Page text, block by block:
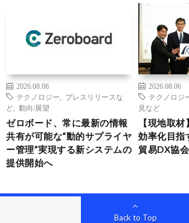
2026.08.06
テクノロジー
プレスリリースな
ど
動向/展望
ゼロボード、常に最新の情報
共有が可能な“動的サプライヤ
ー管理”実現する新システムの
提供開始へ
2026.08.06
テクノロジ
見など
【現地取
効率化目指
貿易DX協
Back to Top